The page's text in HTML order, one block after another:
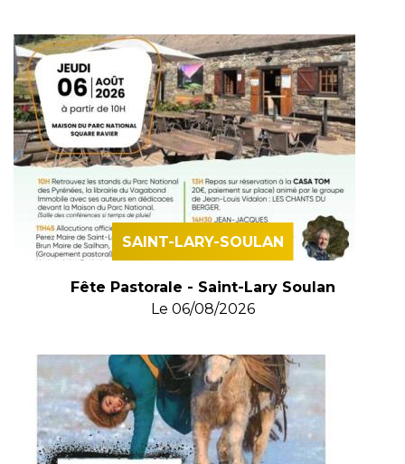
SAINT-LARY-SOULAN
Fête Pastorale - Saint-Lary Soulan
Le 06/08/2026